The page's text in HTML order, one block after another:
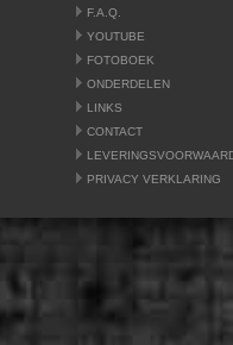
F.A.Q.
YOUTUBE
FOTOBOEK
ONDERDELEN
LINKS
CONTACT
PRIVACY VERKLARING